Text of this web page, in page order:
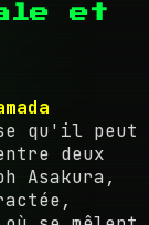
et
qu'il peut
deux
Asakura,